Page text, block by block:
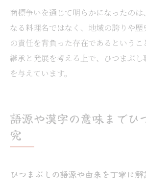
商標争いを通じて明らかになったの
なる料理名ではなく、地域の誇りや
の責任を背負った存在であるという
継承と発展を考える上で、ひつまぶ
を与えています。
語源や漢字の意味までひ
究
ひつまぶしの語源や由来を丁寧に解